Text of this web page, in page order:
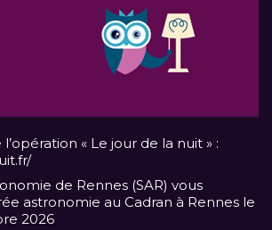
« Le jour de la nuit » :
de Rennes (SAR) vous
astronomie au Cadran à Rennes le
2026